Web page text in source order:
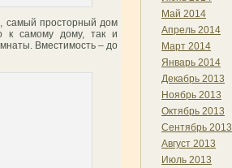
самый просторный дом
к самому дому, так и
Вместимость – до
Май 2014
Апрель 2014
Март 2014
Январь 2014
Декабрь 2013
Ноябрь 2013
Октябрь 2013
Сентябрь 2013
Август 2013
Июль 2013